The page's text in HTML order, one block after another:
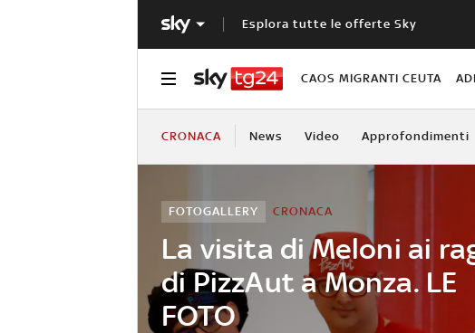
Esplora tutte le offerte Sky
CAOS MIGRANTI CEUTA
CRONACA News Video Approfondimenti
La visita di Meloni ai
di PizzAut a Monza. LE
FOTO
CRONACA
FOTOGALLERY